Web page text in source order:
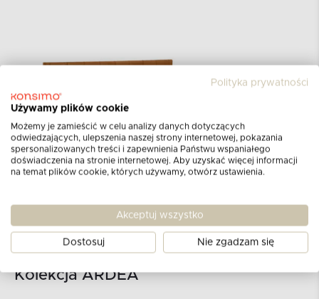
Kolekcja ARDEA
Polityka prywatności
Używamy plików cookie
Możemy je zamieścić w celu analizy danych dotyczących
odwiedzających, ulepszenia naszej strony internetowej, pokazania
spersonalizowanych treści i zapewnienia Państwu wspaniałego
doświadczenia na stronie internetowej. Aby uzyskać więcej informacji
na temat plików cookie, których używamy, otwórz ustawienia.
Akceptuj wszystko
Dostosuj Nie zgadzam się